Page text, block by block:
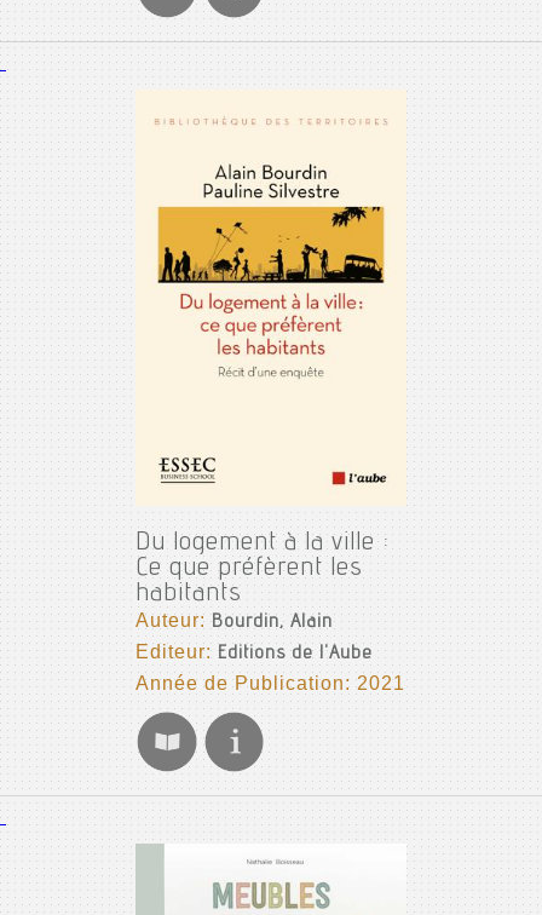
Du logement à la ville :
Ce que préfèrent les
habitants
Auteur:Bourdin, Alain
Editeur: Editions de l'Aube
Année de Publication: 2021